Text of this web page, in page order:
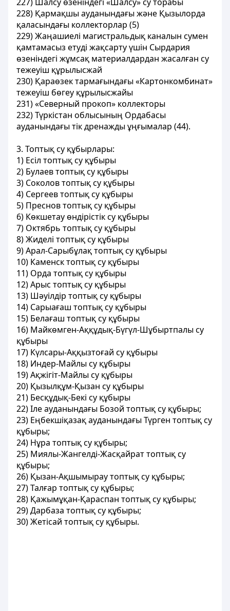
228) Қармақшы ауданындағы және Қызылорда
қаласындағы коллекторлар (5)
229) Жаңашиелі магистральдық каналын сумен
қамтамасыз етуді жақсарту үшін Сырдария
өзеніндегі жұмсақ материалдардан жасалған су
тежеуіш құрылысжай
230) Қараөзек тармағындағы «Картонкомбинат»
тежеуіш бөгеу құрылысжайы
231) «Северный прокоп» коллекторы
232) Түркістан облысының Ордабасы
ауданындағы тік дренажды ұңғымалар (44).
3. Топтық су құбырлары:
1) Есіл топтық су құбыры
2) Булаев топтық су құбыры
3) Соколов топтық су құбыры
4) Сергеев топтық су құбыры
5) Преснов топтық су құбыры
6) Көкшетау өндiрiстiк су құбыры
7) Октябрь топтық су құбыры
8) Жиделi топтық су құбыры
9) Арал-Сарыбұлақ топтық су құбыры
10) Каменск топтық су құбыры
11) Орда топтық су құбыры
12) Арыс топтық су құбыры
13) Шәуiлдiр топтық су құбыры
14) Сарыағаш топтық су құбыры
15) Белағаш топтық су құбыры
16) Майкөмген-Аққұдық-Бүгүл-Шұбыртпалы су
құбыры
17) Күлсары-Аққызтоғай су құбыры
18) Индер-Майлы су құбыры
19) Ақжiгiт-Майлы су құбыры
20) Қызылқұм-Қызан су құбыры
21) Бесқұдық-Бекi су құбыры
22) Іле ауданындағы Бозой топтық су құбыры;
23) Еңбекшіқазақ ауданындағы Түрген топтық су
құбыры;
24) Нұра топтық су құбыры;
25) Миялы-Жангелді-Жасқайрат топтық су
құбыры;
26) Қызан-Ақшымырау топтық су құбыры;
27) Талғар топтық су құбыры;
28) Қажымұқан-Қараспан топтық су құбыры;
29) Дарбаза топтық су құбыры;
30) Жетісай топтық су құбыры.